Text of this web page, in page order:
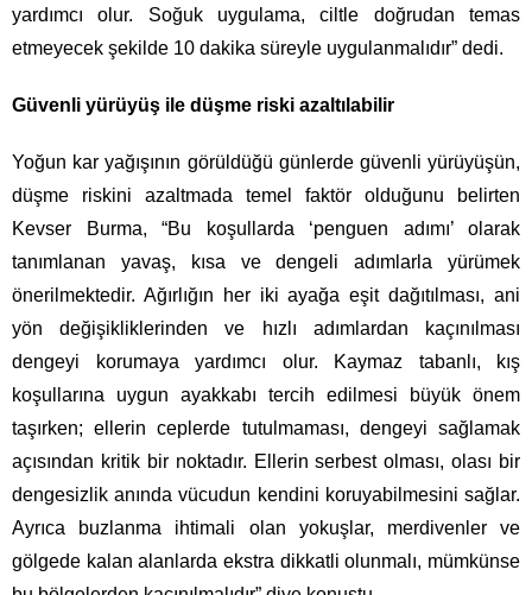
yardımcı olur. Soğuk uygulama, ciltle doğrudan temas
etmeyecek şekilde 10 dakika süreyle uygulanmalıdır” dedi.
Güvenli yürüyüş ile düşme riski azaltılabilir
Yoğun kar yağışının görüldüğü günlerde güvenli yürüyüşün,
düşme riskini azaltmada temel faktör olduğunu belirten
Kevser Burma, “Bu koşullarda ‘penguen adımı’ olarak
tanımlanan yavaş, kısa ve dengeli adımlarla yürümek
önerilmektedir. Ağırlığın her iki ayağa eşit dağıtılması, ani
yön değişikliklerinden ve hızlı adımlardan kaçınılması
dengeyi korumaya yardımcı olur. Kaymaz tabanlı, kış
koşullarına uygun ayakkabı tercih edilmesi büyük önem
taşırken; ellerin ceplerde tutulmaması, dengeyi sağlamak
açısından kritik bir noktadır. Ellerin serbest olması, olası bir
dengesizlik anında vücudun kendini koruyabilmesini sağlar.
Ayrıca buzlanma ihtimali olan yokuşlar, merdivenler ve
gölgede kalan alanlarda ekstra dikkatli olunmalı, mümkünse